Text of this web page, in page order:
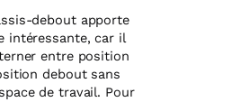
debout apporte
intéressante, car il
entre position
debout sans
de travail. Pour